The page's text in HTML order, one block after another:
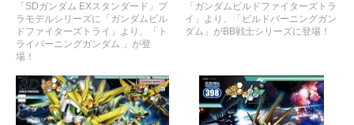
「SDガンダム EXスタンダード」プ
ラモデルシリーズに「ガンダムビル
ドファイターズトライ」より、「ト
ライバーニングガンダム 」が登
場！
「ガンダムビルドファイターズトラ
イ」より、「ビルドバーニングガン
ダム」がBB戦士シリーズに登場！